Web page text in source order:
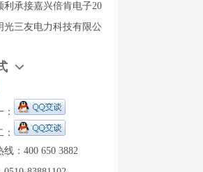
利承接嘉兴倍肯电子20
光三友电力科技有限公
线：400 650 3882